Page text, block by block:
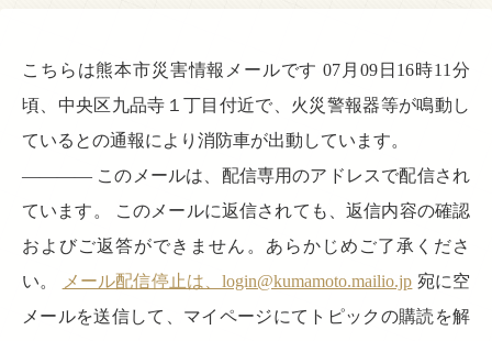
こちらは熊本市災害情報メールです 07月09日16時11分
頃、中央区九品寺１丁目付近で、火災警報器等が鳴動し
ているとの通報により消防車が出動しています。
———— このメールは、配信専用のアドレスで配信され
ています。 このメールに返信されても、返信内容の確認
およびご返答ができません。あらかじめご了承くださ
い。
メール配信停止は、login@kumamoto.mailio.jp 宛に空
メールを送信して、マイページにてトピックの購読を解